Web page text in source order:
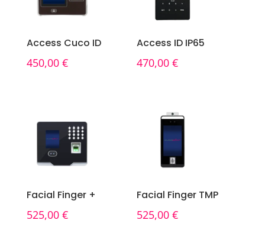
Access Cuco ID
450,00 €
Access ID IP65
470,00€
Facial Finger +
525,00 €
Facial Finger TMP
525,00€